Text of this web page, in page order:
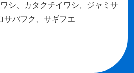
シ、カタクチイワシ、ジャミサ
サバフク、サギフエ